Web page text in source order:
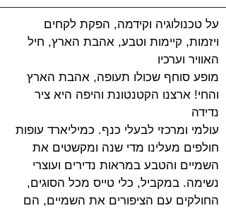
על טכנולוגיה וקידמה, הפקת לקחים
ויזמות, קיימות וטבע, אהבת הארץ, חיל
האוויר וערכיו
מופע סוחף שכולו תעופה, אהבת הארץ
והחי! ארצנו הקטנטונת והיפה היא ציר
נדידה
עולמי ומרכזי לבעלי כנף. כמיליארד עופות
חולפים מעלינו מדי שנה ומקשטים את
השמיים והטבע במראות נדירים ועוצרי
נשימה. במקביל, כלי טייס מכל הסוגים,
החולקים עם הציפורים את השמיים, הם